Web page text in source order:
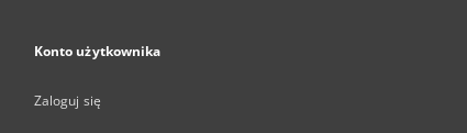
Konto użytkownika
Zaloguj się